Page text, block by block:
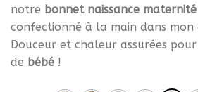
notre bonnet naissance maternité
confectionné à la main dans mon
Douceur et chaleur assurées
de bébé !